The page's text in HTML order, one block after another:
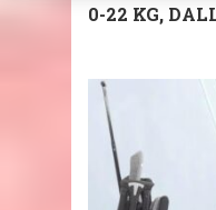
0-22 KG,